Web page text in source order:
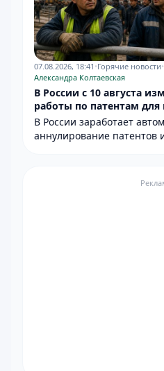
07.08.2026, 18:41 •Горячие новости•
Александра Колтаевская
В России с 10 августа
работы по патентам для
В России заработает
аннулирование патентов